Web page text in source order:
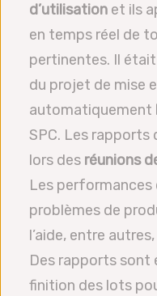
d’utilisation et ils
en temps réel de
pertinentes. Il
du projet de mise
automatiquement
SPC. Les
lors des réunions
Les performances
problèmes de
l’aide, entre
Des rapports sont
finition des lots